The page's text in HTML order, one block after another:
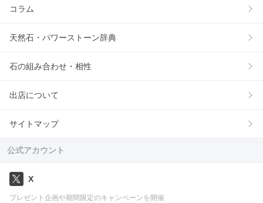
コラム
天然石・パワーストーン辞典
石の組み合わせ・相性
出店について
サイトマップ
公式アカウント
X
プレゼント企画や期間限定のキャンペーンを開催